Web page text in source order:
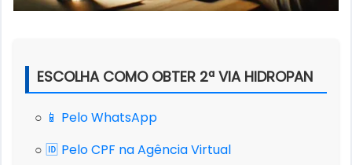
ESCOLHA COMO OBTER 2ª VIA HIDROPAN
○ 📱 Pelo WhatsApp
○ 🆔 Pelo CPF na Agência Virtual